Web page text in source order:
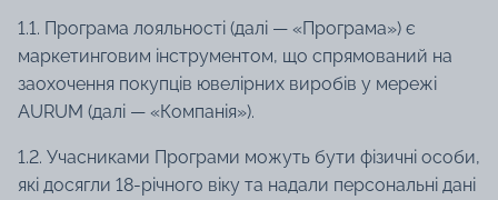
1.1. Програма лояльності (далі — «Програма») є
маркетинговим інструментом, що спрямований на
заохочення покупців ювелірних виробів у мережі
AURUM (далі — «Компанія»).
1.2. Учасниками Програми можуть бути фізичні особи,
які досягли 18-річного віку та надали персональні дані